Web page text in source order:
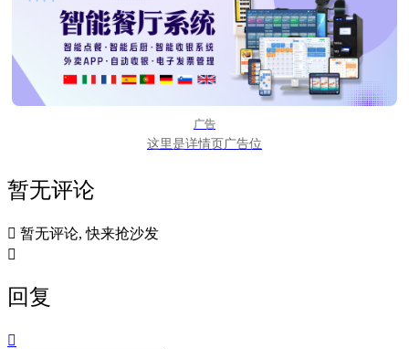
广告
这里是详情页广告位
暂无评论
 暂无评论, 快来抢沙发

回复
